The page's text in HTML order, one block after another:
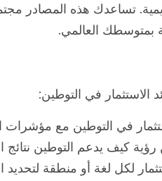
تساعدك هذه المصادر
بمتوسطك العالمي.
الاستثمار في التوطين:
في التوطين مع مؤشرات
كيف يدعم التوطين نتائج
لكل لغة أو منطقة